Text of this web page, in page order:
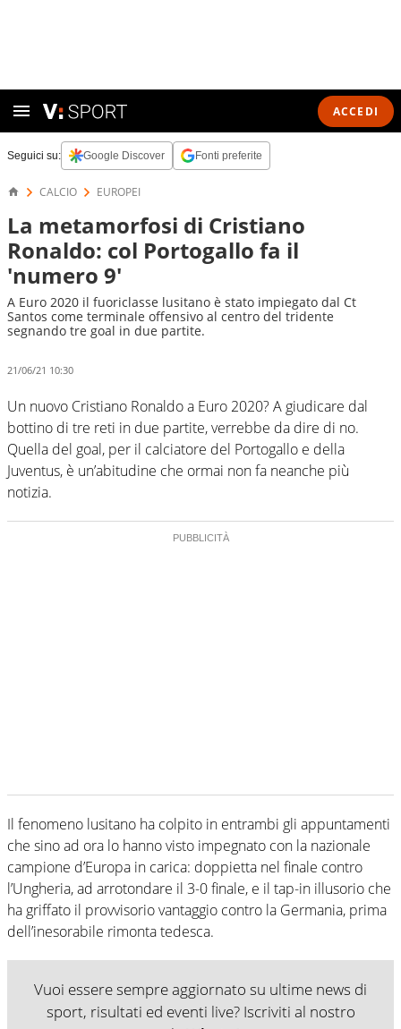
ACCEDI
Seguici su: Google Discover Fonti preferite
CALCIO EUROPEI
La metamorfosi di Cristiano
Ronaldo: col Portogallo fa il
'numero 9'
A Euro 2020 il fuoriclasse lusitano è stato impiegato dal Ct
Santos come terminale offensivo al centro del tridente
segnando tre goal in due partite.
21/06/21 10:30
Un nuovo Cristiano Ronaldo a Euro 2020? A giudicare dal
bottino di tre reti in due partite, verrebbe da dire di no.
Quella del goal, per il calciatore del Portogallo e della
Juventus, è un’abitudine che ormai non fa neanche più
notizia.
Il fenomeno lusitano ha colpito in entrambi gli appuntamenti
che sino ad ora lo hanno visto impegnato con la nazionale
campione d’Europa in carica: doppietta nel finale contro
l’Ungheria, ad arrotondare il 3-0 finale, e il tap-in illusorio che
ha griffato il provvisorio vantaggio contro la Germania, prima
dell’inesorabile rimonta tedesca.
Vuoi essere sempre aggiornato su ultime news di
sport, risultati ed eventi live? Iscriviti al nostro